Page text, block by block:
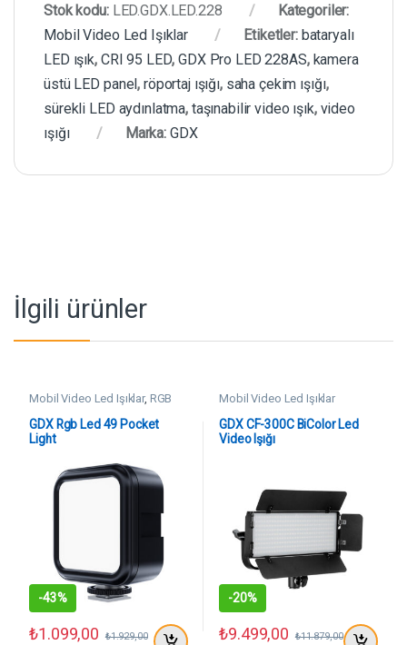
Stok kodu: LED.GDX.LED.228
Kategoriler:
Mobil Video Led Işıklar
Etiketler: bataryalı
LED ışık, CRI 95 LED,GDX Pro LED 228AS, kamera
üstü LED panel, röportaj ışığı, saha çekim ışığı,
sürekli LED aydınlatma, taşınabilir video ışık, video
ışığı
Marka: GDX
İlgili ürünler
Mobil Video Led Işıklar, RGB
GDX Rgb Led 49 Pocket
Light
-43%
₺1.099,00 ₺1.929,00
Mobil Video Led Işıklar
GDX CF-300C BiColor Led
Video Işığı
-20%
₺9.499,00 ₺11.879,00